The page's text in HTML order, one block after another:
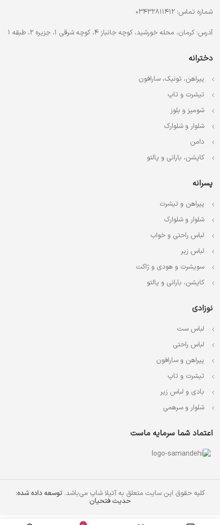
شماره تماس: 03432811412
آدرس: کرمان، محله خورشید، کوچه جانباز 4، کوچه شرقی 1، جزیره 2، طبقه 1
دخترانه
پیراهن، تونیک، سارافون
تیشرت و تاپ
شومیز و بلوز
شلوار و شلوارک
دامن
کاپشن، بارانی و پالتو
پسرانه
پیراهن و تیشرت
شلوار و شلوارک
لباس راحتی و خواب
لباس زیر
سویشرت و هودی و ژاکت
کاپشن، بارانی و پالتو
نوزادی
لباس ست
لباس راحتی
پیراهن و سارافون
تیشرت و تاپ
بادی و لباس زیر
شلوار و سرهمی
اعتماد شما سرمایه ماست
کلیه حقوق این سایت متعلق به آتیلا شاپ می‌باشد.توسعه داده شده:
حدیث فتحیان